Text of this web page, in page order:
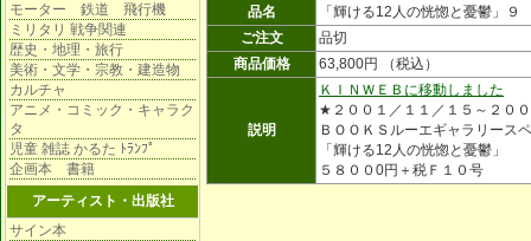
モーター 鉄道 飛行機
ミリタリ 戦争関連
歴史・地理・旅行
美術・文学・宗教・建造物
カルチャ
アニメ・コミック・キャラク
タ
児童 雑誌 かるた ﾄﾗﾝﾌﾟ
企画本 書籍
アーティスト・出版社
サイン本
品名
「輝ける12人の恍惚と憂鬱」９
ご注文
品切
商品価格
63,800円 （税込）
説明
ＫＩＮＷＥＢに移動しました
★２００１／１１／１５～２０
ＢＯＯＫＳルーエギャラリース
「輝ける12人の恍惚と憂鬱」
５８００0円＋税Ｆ１０号